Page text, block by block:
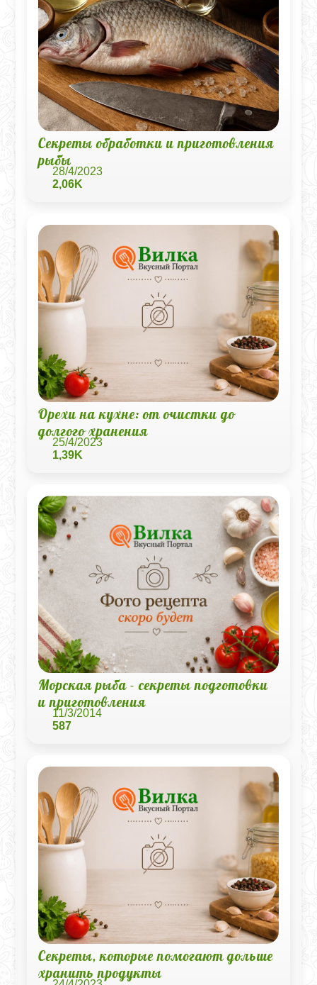
Секреты обработки и приготовления
рыбы
28/4/2023
2,06K
Орехи на кухне: от очистки до
долгого хранения
25/4/2023
1,39K
Морская рыба - секреты подготовки
и приготовления
11/3/2014
587
Секреты, которые помогают дольше
хранить продукты